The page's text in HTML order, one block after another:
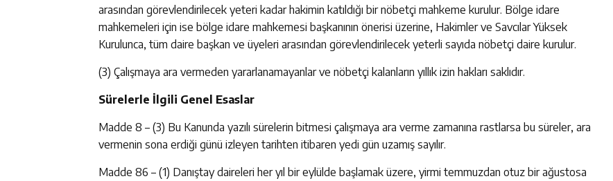
arasından görevlendirilecek yeteri kadar hakimin katıldığı bir nöbetçi mahkeme kurulur. Bölge idare
mahkemeleri için ise bölge idare mahkemesi başkanının önerisi üzerine, Hakimler ve Savcılar Yüksek
Kurulunca, tüm daire başkan ve üyeleri arasından görevlendirilecek yeterli sayıda nöbetçi daire kurulur.
(3) Çalışmaya ara vermeden yararlanamayanlar ve nöbetçi kalanların yıllık izin hakları saklıdır.
Sürelerle İlgili Genel Esaslar
Madde 8 – (3) Bu Kanunda yazılı sürelerin bitmesi çalışmaya ara verme zamanına rastlarsa bu süreler, ara
vermenin sona erdiği günü izleyen tarihten itibaren yedi gün uzamış sayılır.
Madde 86 – (1) Danıştay daireleri her yıl bir eylülde başlamak üzere, yirmi temmuzdan otuz bir ağustosa